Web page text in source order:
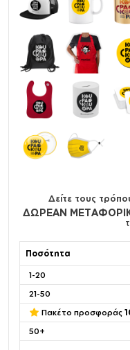
Δείτε τους
ΔΩΡΕΑΝ
Ποσότητα
1-20
21-50
Πακέτο προσφοράς
50+